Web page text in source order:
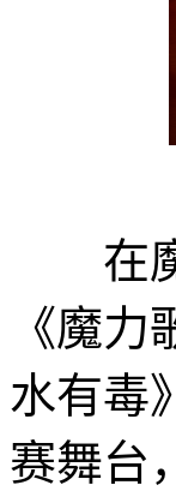
在魔
《魔
水有毒
赛舞台